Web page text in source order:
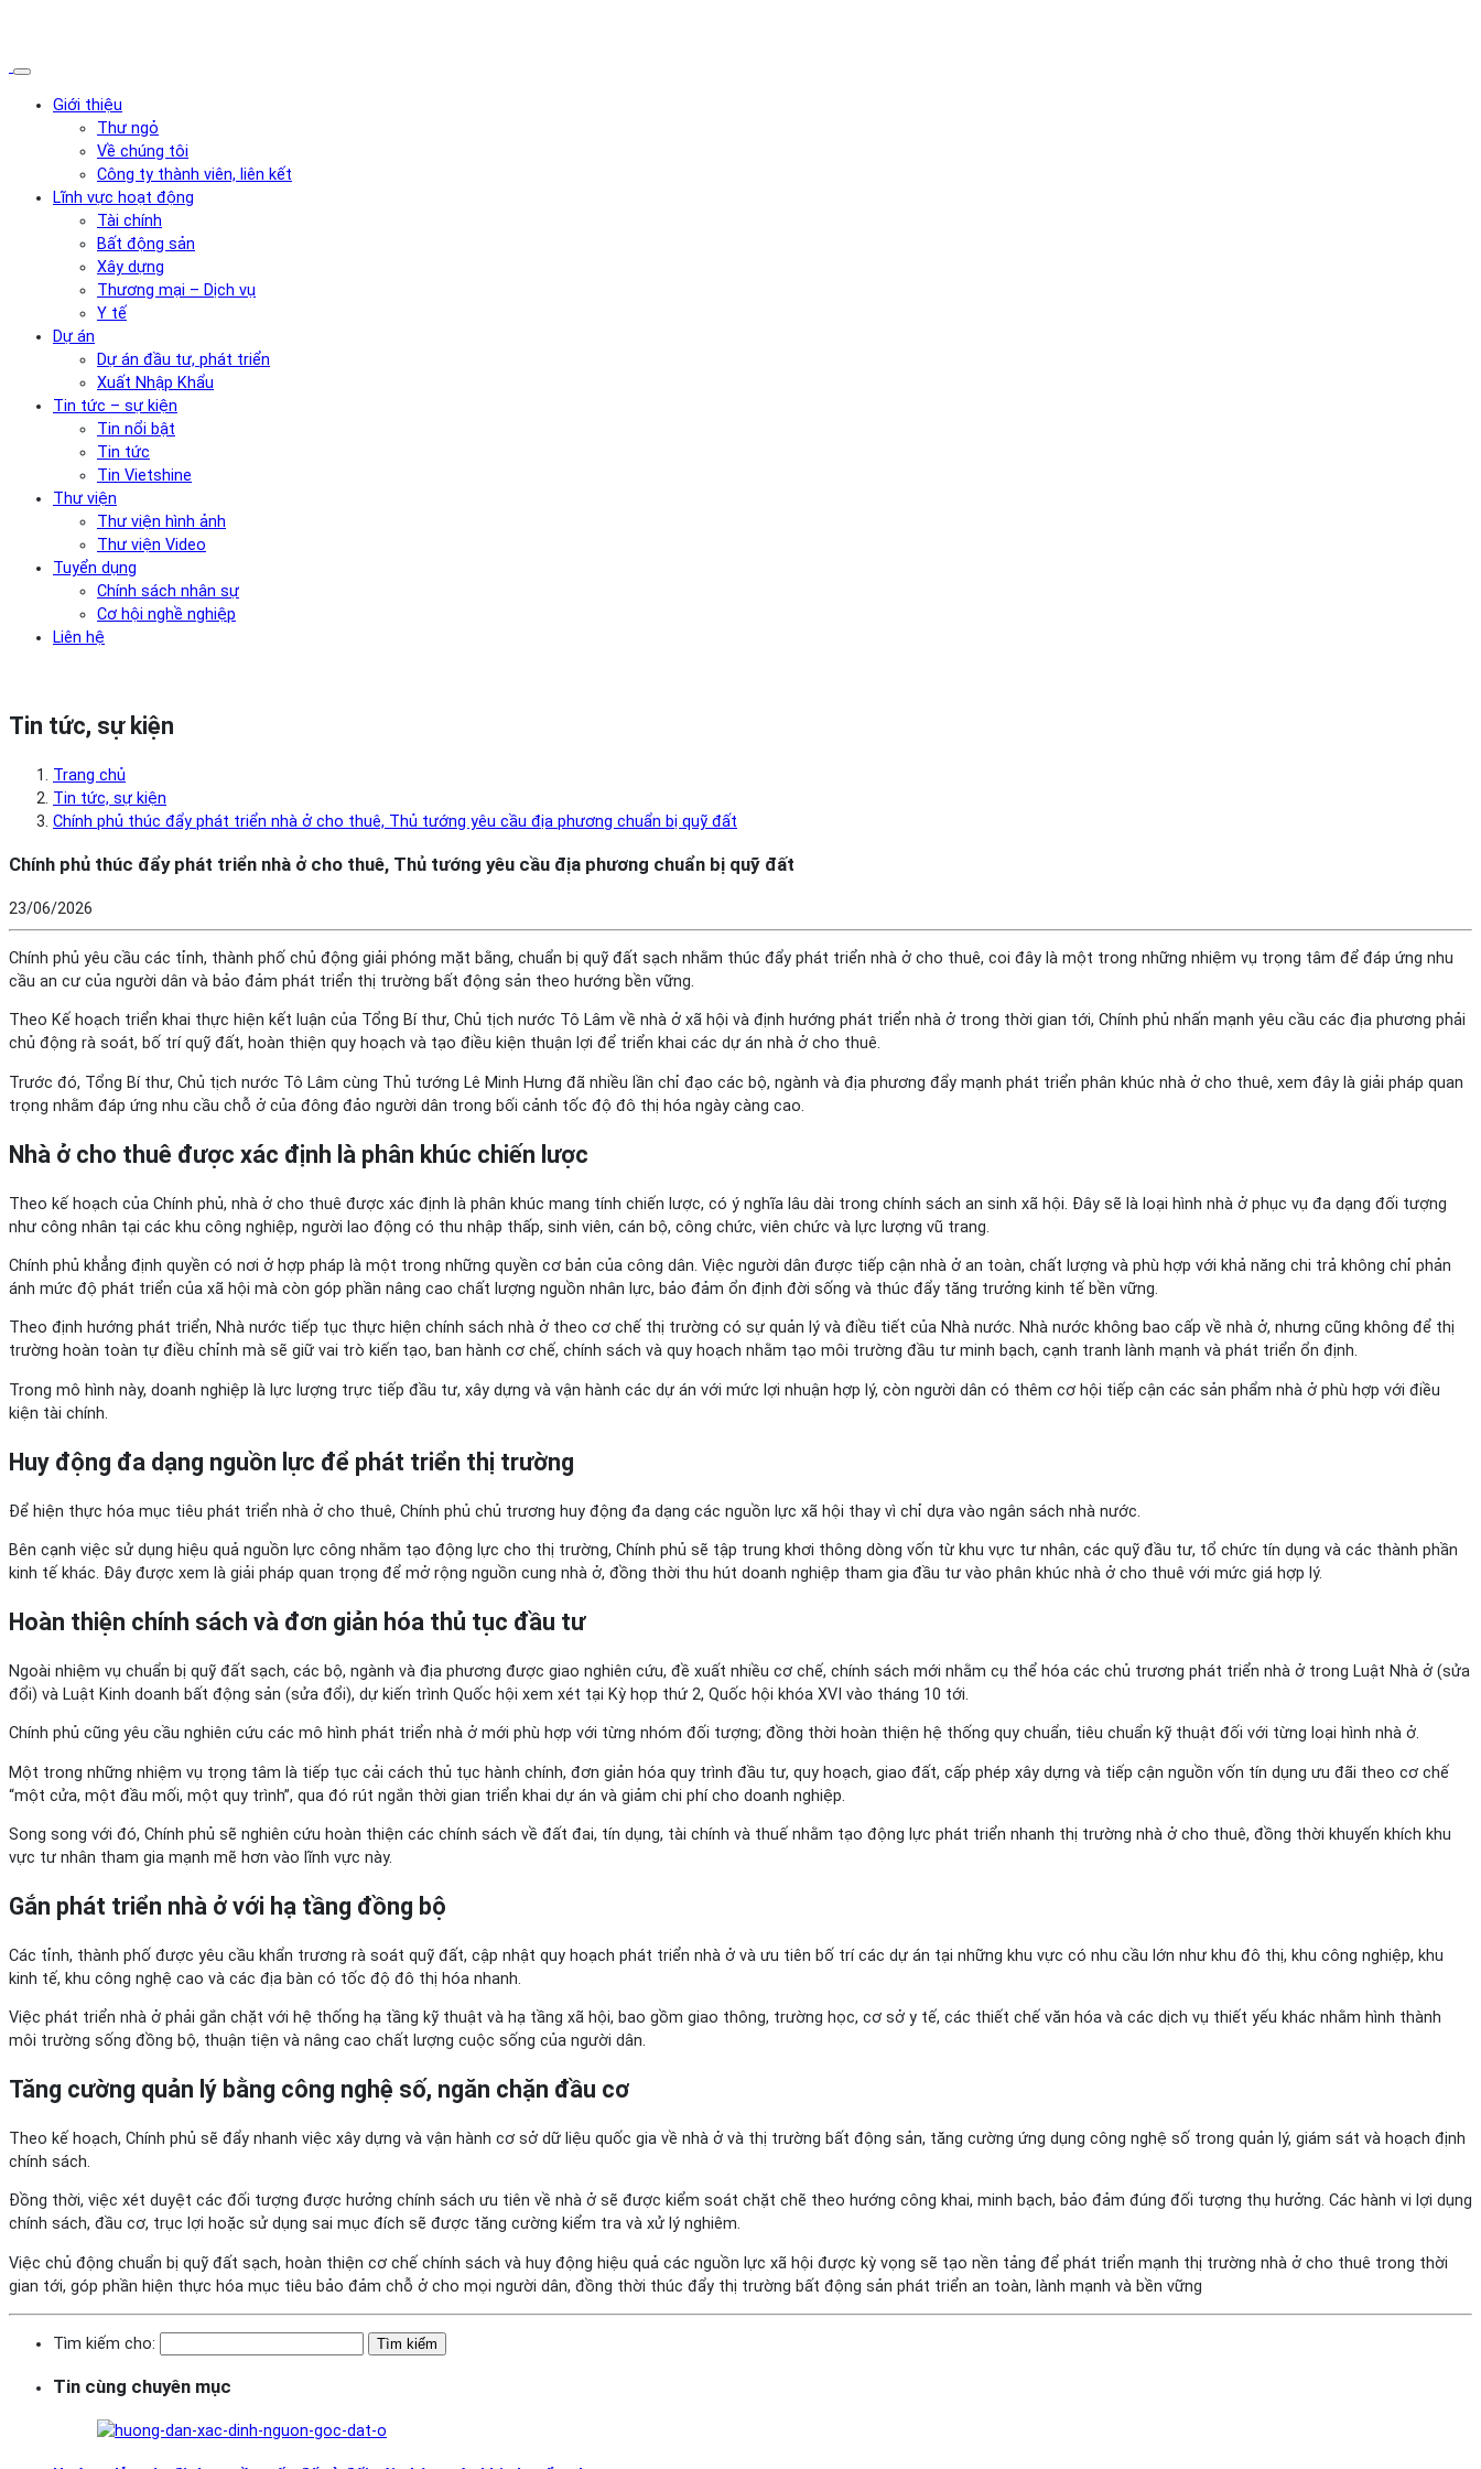
Giới thiệu
Thư ngỏ
Về chúng tôi
Công ty thành viên, liên kết
Lĩnh vực hoạt động
Tài chính
Bất động sản
Xây dựng
Thương mại – Dịch vụ
Y tế
Dự án
Dự án đầu tư, phát triển
Xuất Nhập Khẩu
Tin tức – sự kiện
Tin nổi bật
Tin tức
Tin Vietshine
Thư viện
Thư viện hình ảnh
Thư viện Video
Tuyển dụng
Chính sách nhân sự
Cơ hội nghề nghiệp
Liên hệ
Tin tức, sự kiện
Trang chủ
Tin tức, sự kiện
Chính phủ thúc đẩy phát triển nhà ở cho thuê, Thủ tướng yêu cầu địa phương chuẩn bị quỹ đất
Chính phủ thúc đẩy phát triển nhà ở cho thuê, Thủ tướng yêu cầu địa phương chuẩn bị quỹ đất
23/06/2026
Chính phủ yêu cầu các tỉnh, thành phố chủ động giải phóng mặt bằng, chuẩn bị quỹ đất sạch nhằm thúc đẩy phát triển nhà ở cho thuê, coi đây là một trong những nhiệm vụ trọng tâm để đáp ứng nhu
cầu an cư của người dân và bảo đảm phát triển thị trường bất động sản theo hướng bền vững.
Theo Kế hoạch triển khai thực hiện kết luận của Tổng Bí thư, Chủ tịch nước Tô Lâm về nhà ở xã hội và định hướng phát triển nhà ở trong thời gian tới, Chính phủ nhấn mạnh yêu cầu các địa phương phải
chủ động rà soát, bố trí quỹ đất, hoàn thiện quy hoạch và tạo điều kiện thuận lợi để triển khai các dự án nhà ở cho thuê.
Trước đó, Tổng Bí thư, Chủ tịch nước Tô Lâm cùng Thủ tướng Lê Minh Hưng đã nhiều lần chỉ đạo các bộ, ngành và địa phương đẩy mạnh phát triển phân khúc nhà ở cho thuê, xem đây là giải pháp quan
trọng nhằm đáp ứng nhu cầu chỗ ở của đông đảo người dân trong bối cảnh tốc độ đô thị hóa ngày càng cao.
Nhà ở cho thuê được xác định là phân khúc chiến lược
Theo kế hoạch của Chính phủ, nhà ở cho thuê được xác định là phân khúc mang tính chiến lược, có ý nghĩa lâu dài trong chính sách an sinh xã hội. Đây sẽ là loại hình nhà ở phục vụ đa dạng đối tượng
như công nhân tại các khu công nghiệp, người lao động có thu nhập thấp, sinh viên, cán bộ, công chức, viên chức và lực lượng vũ trang.
Chính phủ khẳng định quyền có nơi ở hợp pháp là một trong những quyền cơ bản của công dân. Việc người dân được tiếp cận nhà ở an toàn, chất lượng và phù hợp với khả năng chi trả không chỉ phản
ánh mức độ phát triển của xã hội mà còn góp phần nâng cao chất lượng nguồn nhân lực, bảo đảm ổn định đời sống và thúc đẩy tăng trưởng kinh tế bền vững.
Theo định hướng phát triển, Nhà nước tiếp tục thực hiện chính sách nhà ở theo cơ chế thị trường có sự quản lý và điều tiết của Nhà nước. Nhà nước không bao cấp về nhà ở, nhưng cũng không để thị
trường hoàn toàn tự điều chỉnh mà sẽ giữ vai trò kiến tạo, ban hành cơ chế, chính sách và quy hoạch nhằm tạo môi trường đầu tư minh bạch, cạnh tranh lành mạnh và phát triển ổn định.
Trong mô hình này, doanh nghiệp là lực lượng trực tiếp đầu tư, xây dựng và vận hành các dự án với mức lợi nhuận hợp lý, còn người dân có thêm cơ hội tiếp cận các sản phẩm nhà ở phù hợp với điều
kiện tài chính.
Huy động đa dạng nguồn lực để phát triển thị trường
Để hiện thực hóa mục tiêu phát triển nhà ở cho thuê, Chính phủ chủ trương huy động đa dạng các nguồn lực xã hội thay vì chỉ dựa vào ngân sách nhà nước.
Bên cạnh việc sử dụng hiệu quả nguồn lực công nhằm tạo động lực cho thị trường, Chính phủ sẽ tập trung khơi thông dòng vốn từ khu vực tư nhân, các quỹ đầu tư, tổ chức tín dụng và các thành phần
kinh tế khác. Đây được xem là giải pháp quan trọng để mở rộng nguồn cung nhà ở, đồng thời thu hút doanh nghiệp tham gia đầu tư vào phân khúc nhà ở cho thuê với mức giá hợp lý.
Hoàn thiện chính sách và đơn giản hóa thủ tục đầu tư
Ngoài nhiệm vụ chuẩn bị quỹ đất sạch, các bộ, ngành và địa phương được giao nghiên cứu, đề xuất nhiều cơ chế, chính sách mới nhằm cụ thể hóa các chủ trương phát triển nhà ở trong Luật Nhà ở (sửa
đổi) và Luật Kinh doanh bất động sản (sửa đổi), dự kiến trình Quốc hội xem xét tại Kỳ họp thứ 2, Quốc hội khóa XVI vào tháng 10 tới.
Chính phủ cũng yêu cầu nghiên cứu các mô hình phát triển nhà ở mới phù hợp với từng nhóm đối tượng; đồng thời hoàn thiện hệ thống quy chuẩn, tiêu chuẩn kỹ thuật đối với từng loại hình nhà ở.
Một trong những nhiệm vụ trọng tâm là tiếp tục cải cách thủ tục hành chính, đơn giản hóa quy trình đầu tư, quy hoạch, giao đất, cấp phép xây dựng và tiếp cận nguồn vốn tín dụng ưu đãi theo cơ chế
“một cửa, một đầu mối, một quy trình”, qua đó rút ngắn thời gian triển khai dự án và giảm chi phí cho doanh nghiệp.
Song song với đó, Chính phủ sẽ nghiên cứu hoàn thiện các chính sách về đất đai, tín dụng, tài chính và thuế nhằm tạo động lực phát triển nhanh thị trường nhà ở cho thuê, đồng thời khuyến khích khu
vực tư nhân tham gia mạnh mẽ hơn vào lĩnh vực này.
Gắn phát triển nhà ở với hạ tầng đồng bộ
Các tỉnh, thành phố được yêu cầu khẩn trương rà soát quỹ đất, cập nhật quy hoạch phát triển nhà ở và ưu tiên bố trí các dự án tại những khu vực có nhu cầu lớn như khu đô thị, khu công nghiệp, khu
kinh tế, khu công nghệ cao và các địa bàn có tốc độ đô thị hóa nhanh.
Việc phát triển nhà ở phải gắn chặt với hệ thống hạ tầng kỹ thuật và hạ tầng xã hội, bao gồm giao thông, trường học, cơ sở y tế, các thiết chế văn hóa và các dịch vụ thiết yếu khác nhằm hình thành
môi trường sống đồng bộ, thuận tiện và nâng cao chất lượng cuộc sống của người dân.
Tăng cường quản lý bằng công nghệ số, ngăn chặn đầu cơ
Theo kế hoạch, Chính phủ sẽ đẩy nhanh việc xây dựng và vận hành cơ sở dữ liệu quốc gia về nhà ở và thị trường bất động sản, tăng cường ứng dụng công nghệ số trong quản lý, giám sát và hoạch định
chính sách.
Đồng thời, việc xét duyệt các đối tượng được hưởng chính sách ưu tiên về nhà ở sẽ được kiểm soát chặt chẽ theo hướng công khai, minh bạch, bảo đảm đúng đối tượng thụ hưởng. Các hành vi lợi dụng
chính sách, đầu cơ, trục lợi hoặc sử dụng sai mục đích sẽ được tăng cường kiểm tra và xử lý nghiêm.
Việc chủ động chuẩn bị quỹ đất sạch, hoàn thiện cơ chế chính sách và huy động hiệu quả các nguồn lực xã hội được kỳ vọng sẽ tạo nền tảng để phát triển mạnh thị trường nhà ở cho thuê trong thời
gian tới, góp phần hiện thực hóa mục tiêu bảo đảm chỗ ở cho mọi người dân, đồng thời thúc đẩy thị trường bất động sản phát triển an toàn, lành mạnh và bền vững
Tìm kiếm cho:
Tin cùng chuyên mục